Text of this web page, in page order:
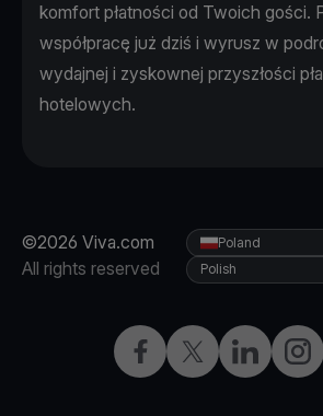
komfort płatności od Twoich gości.
współpracę już dziś i wyrusz w
wydajnej i zyskownej przyszłości
hotelowych.
©2026 Viva.com
All rights reserved
Facebook
X LinkedIn
Poland
Polish